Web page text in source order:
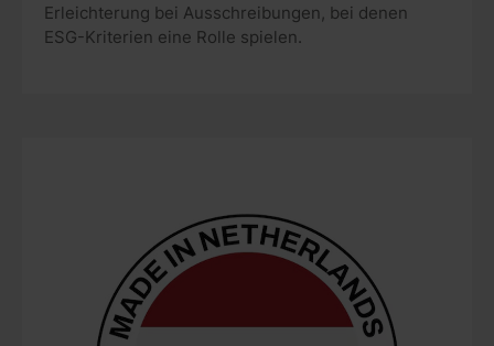
Erleichterung bei Ausschreibungen, bei denen
ESG-Kriterien eine Rolle spielen.